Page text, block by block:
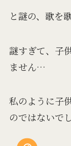
と謎の、歌を
謎すぎて、子
ません…
私のように子
のではないで